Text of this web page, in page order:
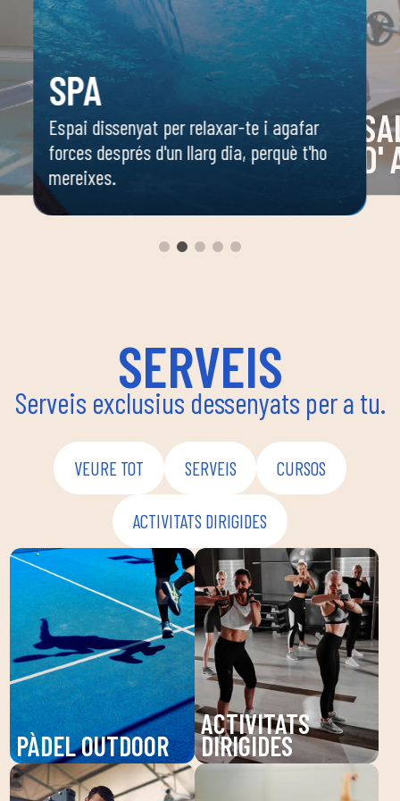
SPA
Espai dissenyat per relaxar-te i agafar
forces després d'un llarg dia, perquè t'ho
mereixes.
D'
SERVEIS
Serveis exclusius dessenyats per a tu.
VEURE TOT SERVEIS CURSOS
ACTIVITATS DIRIGIDES
PÀDEL OUTDOOR
Gaudeix del pàdel a
DUIN SPORTS CLUB, un
ACTIVITATS
DIRIGIDES
Descobreix les nostres
activitats dirigides a